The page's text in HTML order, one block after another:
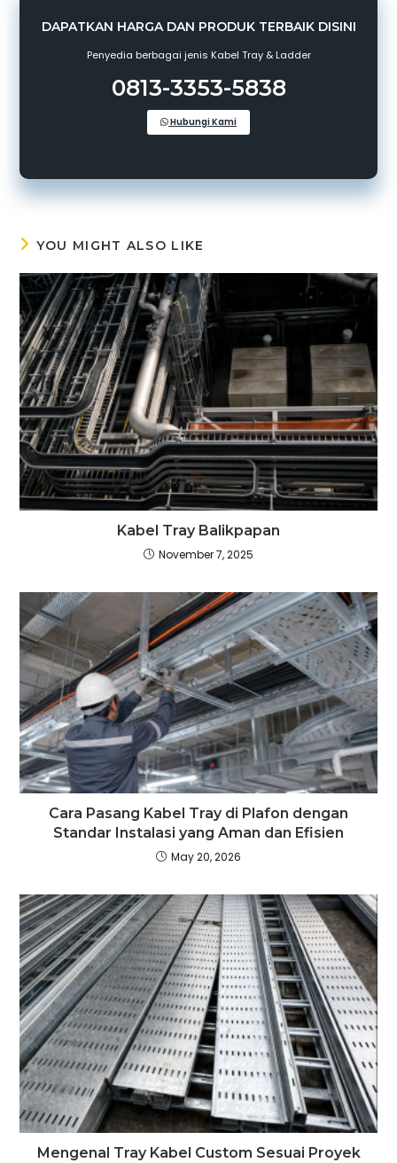
DAPATKAN HARGA DAN PRODUK TERBAIK DISINI
Penyedia berbagai jenis Kabel Tray & Ladder
0813-3353-5838
Hubungi Kami
YOU MIGHT ALSO LIKE
Kabel Tray Balikpapan
November 7, 2025
Cara Pasang Kabel Tray di Plafon dengan
Standar Instalasi yang Aman dan Efisien
May 20, 2026
Mengenal Tray Kabel Custom Sesuai Proyek